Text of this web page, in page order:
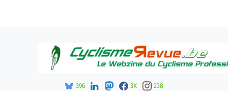
396 3K 238